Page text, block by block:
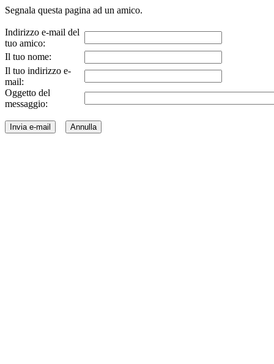
Segnala questa pagina ad un amico.
Indirizzo e-mail del
tuo amico:
Il tuo nome:
Il tuo indirizzo e-
mail:
Oggetto del
messaggio: